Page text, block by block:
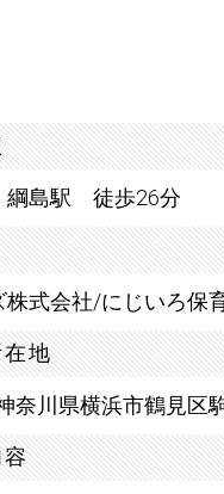
島駅 徒歩26分
株式会社/にじいろ保
地
奈川県横浜市鶴見区